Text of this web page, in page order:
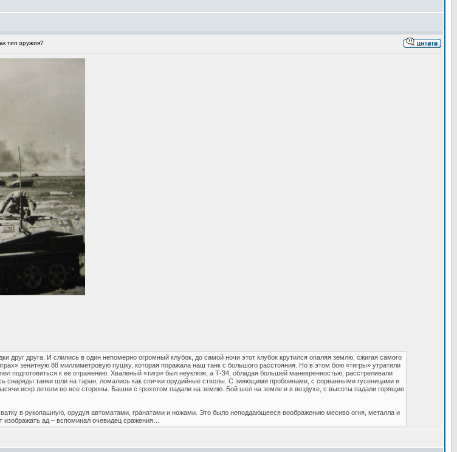
тип оружия?
друг друга. И слились в один непомерно огромный клубок, до самой ночи этот клубок крутился опаляя землю, сжигая самого
зенитную 88 миллиметровую пушку, которая поражала наш танк с большого расстояния. Но в этом бою «тигры» утратили
подготовиться к ее отражению. Хваленый «тигр» был неуклюж, а Т-34, обладая большей маневренностью, расстреливали
снаряды танки шли на таран, ломались как спички орудийные стволы. С зияющими пробоинами, с сорванными гусеницами и
искр летели во все стороны. Башни с грохотом падали на землю. Бой шел на земле и в воздухе, с высоты падали горящие
в рукопашную, орудуя автоматами, гранатами и ножами. Это было неподдающееся воображению месиво огня, металла и
изображать ад – вспоминал очевидец сражения…